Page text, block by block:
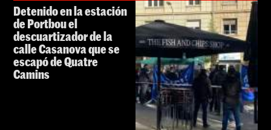
Detenido en la estación
de Portbou el
descuartizador de la
calle Casanova que se
escapó de Quatre
Camins